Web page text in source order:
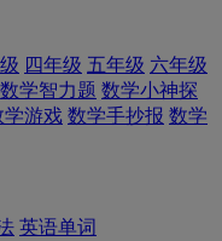
四年级 五年级 六年级
数学智力题 数学小神探
学游戏 数学手抄报 数学
英语单词